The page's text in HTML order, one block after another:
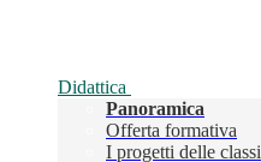
Didattica
Panoramica
Offerta formativa
I progetti delle classi